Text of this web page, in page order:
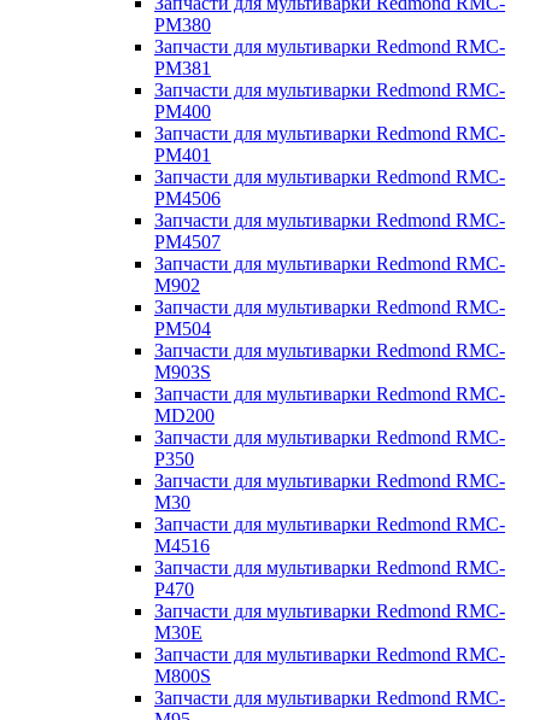
PM380
Запчасти для мультиварки Redmond RMC-
PM381
Запчасти для мультиварки Redmond RMC-
PM400
Запчасти для мультиварки Redmond RMC-
PM401
Запчасти для мультиварки Redmond RMC-
PM4506
Запчасти для мультиварки Redmond RMC-
PM4507
Запчасти для мультиварки Redmond RMC-
M902
Запчасти для мультиварки Redmond RMC-
PM504
Запчасти для мультиварки Redmond RMC-
M903S
Запчасти для мультиварки Redmond RMC-
MD200
Запчасти для мультиварки Redmond RMC-
P350
Запчасти для мультиварки Redmond RMC-
M30
Запчасти для мультиварки Redmond RMC-
M4516
Запчасти для мультиварки Redmond RMC-
P470
Запчасти для мультиварки Redmond RMC-
M30E
Запчасти для мультиварки Redmond RMC-
M800S
Запчасти для мультиварки Redmond RMC-